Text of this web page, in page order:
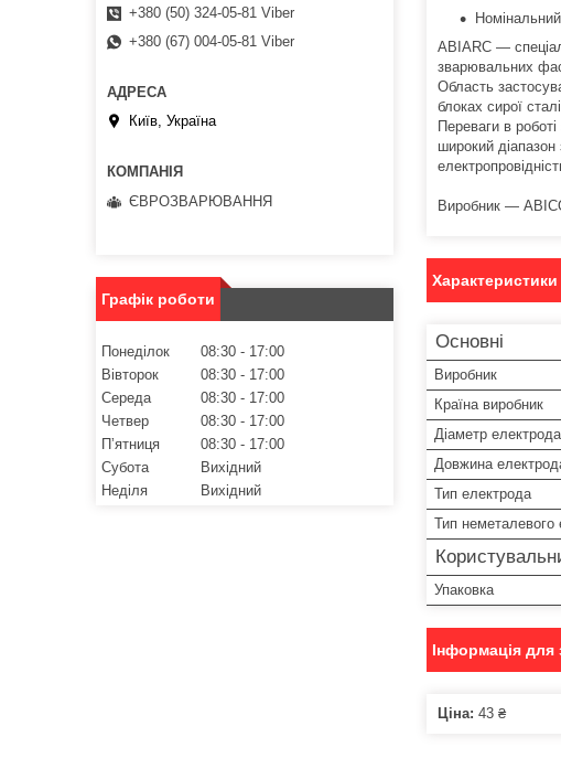
ABIARC ―
зварювальних
Область
блоках сирої
Переваги в
широкий
Виробник ―
Характеристики
Основні
Виробник
Країна виробник
Діаметр електрода
Довжина
Тип електрода
Тип неметалевого
Упаковка
Інформація для
Ціна: 43 ₴
+380 (50) 324-05-81 Viber
+380 (67) 004-05-81 Viber
Київ, Україна
ЄВРОЗВАРЮВАННЯ
Графік роботи
Понеділок 08:30
17:00
Вівторок
08:30
17:00
Середа
08:30
17:00
Четвер
08:30
17:00
Пʼятниця
08:30
17:00
Субота
Вихідний
Неділя
Вихідний